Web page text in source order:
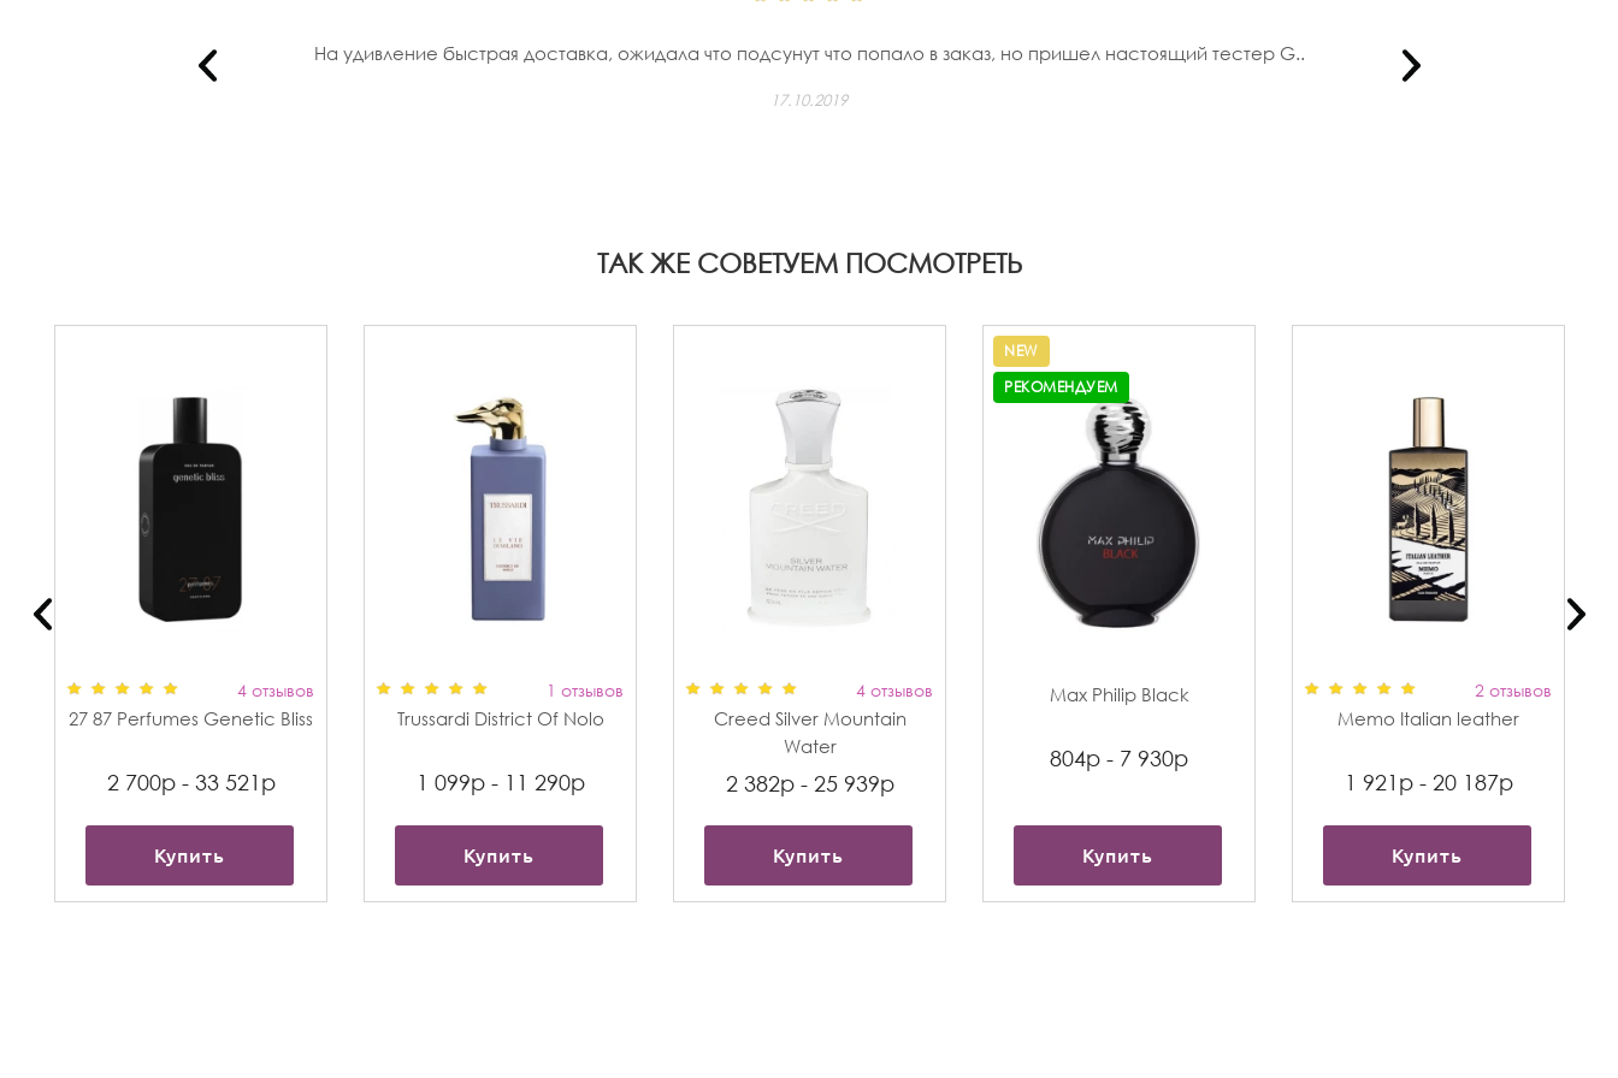
На удивление быстрая доставка, ожидала что подсунут что попало в заказ, но пришел настоящий тестер G..
17.10.2019
ТАК ЖЕ СОВЕТУЕМ ПОСМОТРЕТЬ
4 отзывов
27 87 Perfumes Genetic Bliss
2 700р - 33 521р
Купить
1 отзывов
Trussardi District Of Nolo
1 099р - 11 290р
Купить
4 отзывов
Creed Silver Mountain
Water
2 382р - 25 939р
Купить
NEW
РЕКОМЕНДУЕМ
Max Philip Black
804р - 7 930р
Купить
2 отзывов
Memo Italian leather
1 921р - 20 187р
Купить